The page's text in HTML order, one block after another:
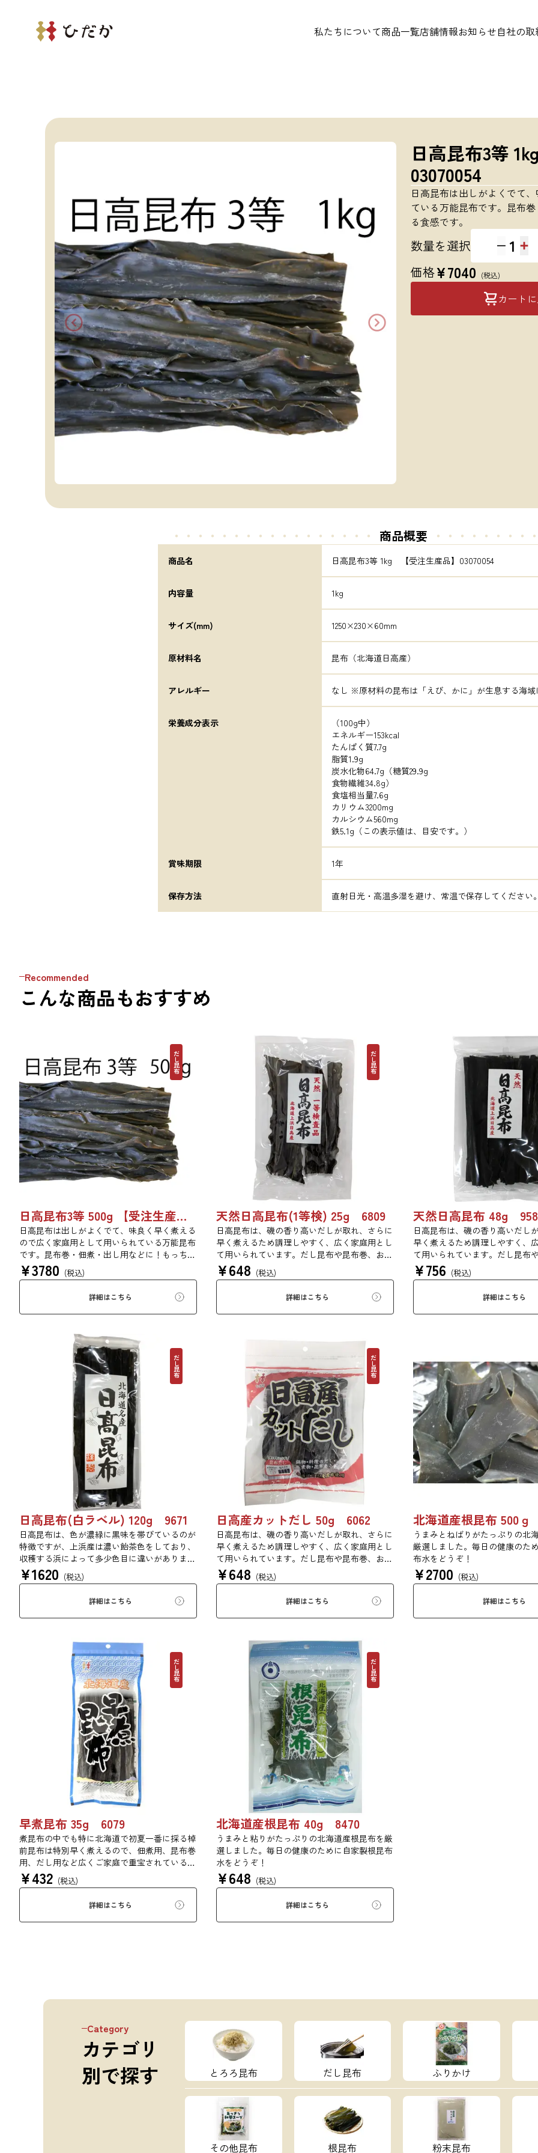
私たちについて商品一覧店舗情報お知らせ自社の取
日高昆布3等
03070054
日高昆布は出しがよくでて
ている万能昆布です。昆布
る食感です。
数量を選択 1
価格¥7040 (税込)
カート
・・・・・ ・・・・・・・・・・・・ 商品概要 ・・・・・ ・・・
商品名 日高昆布3等 1kg　【受注生産品】03070054
内容量 1kg
サイズ(mm) 1250×230×60mm
原材料名 昆布（北海道日高産）
アレルギー なし ※原材料の昆布は「えび、かに」が生息する海域
栄養成分表示
（100g中）
エネルギー153kcal
たんぱく質7.7g
脂質1.9g
炭水化物64.7g（糖質29.9g
食物繊維34.8g）
食塩相当量7.6g
カリウム3200mg
カルシウム560mg
鉄5.1g（この表示値は、目安です。）
賞味期限 1年
保存方法 直射日光・高温多湿を避け、常温で保存してください。
Recommended
こんな商品もおすすめ
だし昆布
日高昆布3等 500g 【受注生産品】03070055
日高昆布は出しがよくでて、味良く早く煮える
ので広く家庭用として用いられている万能昆布
です。昆布巻・佃煮・出し用などに！もっちり
とした旨みのある食感です。
¥3780 (税込)
詳細はこちら
だし昆布
天然日高昆布(1等検) 25g 6809
日高昆布は、磯の香り高いだしが取れ、さらに
早く煮えるため調理しやすく、広く家庭用とし
て用いられています。だし昆布や昆布巻、おで
ん、佃煮、煮締め等に最適です。
¥648 (税込)
詳細はこちら
天然日高昆布 48g
日高昆布は、磯の香り高いだし
早く煮えるため調理しやすく、
て用いられています。だし昆布
ん、佃煮、煮締め等に最適です。
¥756 (税込)
詳細はこちら
だし昆布
日高昆布(白ラベル) 120g 9671
日高昆布は、色が濃緑に黒味を帯びているのが
特徴ですが、上浜産は濃い飴茶色をしており、
収穫する浜によって多少色目に違いがありま
す。だし昆布として多く用いられ、だし後の昆
布は佃煮や煮物などに使われます。また、煮上
がりが早いため、昆布巻や豆昆布などの総菜、
佃煮などに最適です。
¥1620 (税込)
詳細はこちら
だし昆布
日高産カットだし 50g 6062
日高昆布は、磯の香り高いだしが取れ、さらに
早く煮えるため調理しやすく、広く家庭用とし
て用いられています。だし昆布や昆布巻、おで
ん、佃煮、煮締め等に最適です。
¥648 (税込)
詳細はこちら
うまみとねばりがたっぷりの北
厳選しました。毎日の健康のた
布水をどうぞ！
¥2700 (税込)
詳細はこちら
だし昆布
早煮昆布 35g 6079
煮昆布の中でも特に北海道で初夏一番に採る棹
前昆布は特別早く煮えるので、佃煮用、昆布巻
用、だし用など広くご家庭で重宝されている万
能昆布です。
¥432 (税込)
詳細はこちら
だし昆布
北海道産根昆布 40g 8470
うまみと粘りがたっぷりの北海道産根昆布を厳
選しました。毎日の健康のために自家製根昆布
水をどうぞ！
¥648 (税込)
詳細はこちら
Category
カテゴリ
別で探す
とろろ昆布 だし昆布 ふりかけ
その他昆布 根昆布 粉末昆布